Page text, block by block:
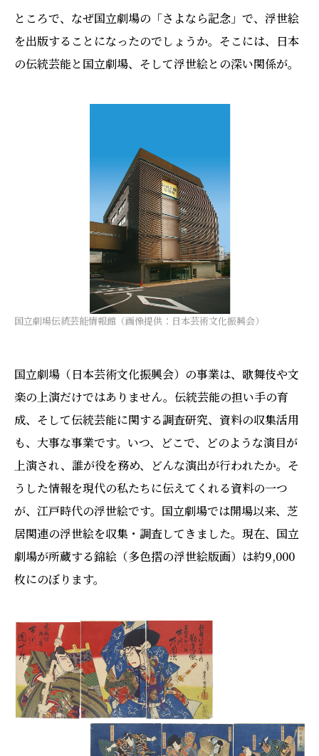
ところで、なぜ国立劇場の「さよなら記念」で、浮世絵
を出版することになったのでしょうか。そこには、日本
の伝統芸能と国立劇場、そして浮世絵との深い関係が。
国立劇場伝統芸能情報館（画像提供：日本芸術文化振興会）
国立劇場（日本芸術文化振興会）の事業は、歌舞伎や文
楽の上演だけではありません。伝統芸能の担い手の育
成、そして伝統芸能に関する調査研究、資料の収集活用
も、大事な事業です。いつ、どこで、どのような演目が
上演され、誰が役を務め、どんな演出が行われたか。そ
うした情報を現代の私たちに伝えてくれる資料の一つ
が、江戸時代の浮世絵です。国立劇場では開場以来、芝
居関連の浮世絵を収集・調査してきました。現在、国立
劇場が所蔵する錦絵（多色摺の浮世絵版画）は約9,000
枚にのぼります。